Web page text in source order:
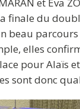
finale du
beau
elles
pour Alaïs
sont donc